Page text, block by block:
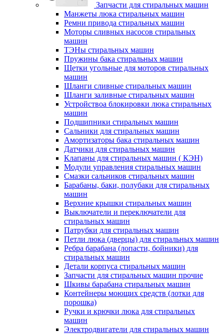
Запчасти для стиральных машин
Манжеты люка стиральных машин
Ремни привода стиральных машин
Моторы сливных насосов стиральных
машин
ТЭНы стиральных машин
Пружины бака стиральных машин
Щетки угольные для моторов стиральных
машин
Шланги сливные стиральных машин
Шланги заливные стиральных машин
Устройствоа блокировки люка стиральных
машин
Подшипники стиральных машин
Сальники для стиральных машин
Амортизаторы бака стиральных машин
Датчики для стиральных машин
Клапаны для стиральных машин ( КЭН)
Модули управления стиральных машин
Смазки сальников стиральных машин
Барабаны, баки, полубаки для стиральных
машин
Верхние крышки стиральных машин
Выключатели и переключатели для
стиральных машин
Патрубки для стиральных машин
Петли люка (дверцы) для стиральных машин
Ребра барабана (лопасти, бойники) для
стиральных машин
Детали корпуса стиральных машин
Запчасти для стиральных машин прочие
Шкивы барабана стиральных машин
Контейнеры моющих средств (лотки для
порошка)
Ручки и крючки люка для стиральных
машин
Электродвигатели для стиральных машин